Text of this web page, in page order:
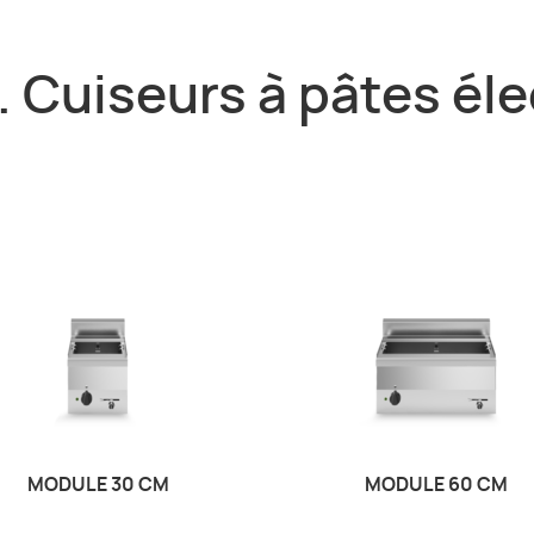
Cuiseurs à pâtes
MODULE 30 CM MODULE 60 CM